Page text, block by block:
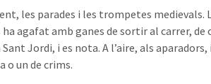
les parades i les trompetes
ha agafat amb ganes de sortir al carrer,
Sant Jordi, i es nota. A l’aire, als
o un de crims.